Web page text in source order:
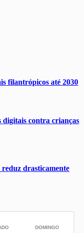
filantrópicos até 2030
digitais contra crianças
drasticamente